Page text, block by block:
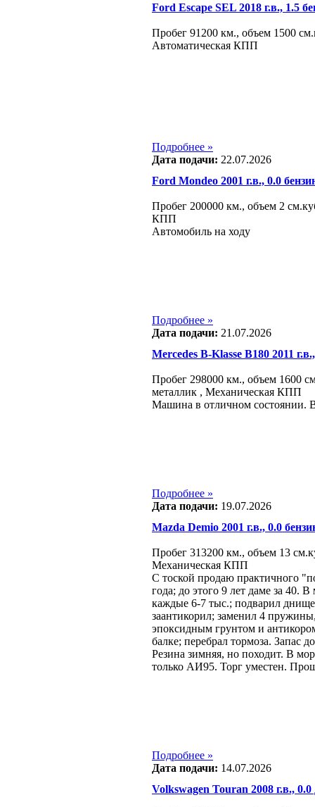
Ford Escape SEL 2018 г.в., 1.5
Пробег 91200 км., объем 1500
Автоматическая КПП
Подробнее »
Дата подачи: 22.07.2026
Ford Mondeo 2001 г.в., 0.0
Пробег 200000 км., объем 2
КПП
Автомобиль на ходу
Подробнее »
Дата подачи: 21.07.2026
Mercedes B-Klasse B180 2011
Пробег 298000 км., объем 1600
металлик , Механическая КПП
Машина в отличном состоянии.
Подробнее »
Дата подачи: 19.07.2026
Mazda Demio 2001 г.в., 0.0
Пробег 313200 км., объем 13
Механическая КПП
С тоской продаю практичного
года; до этого 9 лет даме за 40.
каждые 6-7 тыс.; подварил
заантикорил; заменил 4
эпоксидным грунтом и
балке; перебрал тормоза. Запас
Резина зимняя, но походит. В
только АИ95. Торг уместен.
Подробнее »
Дата подачи: 14.07.2026
Volkswagen Touran 2008 г.в., 0.0